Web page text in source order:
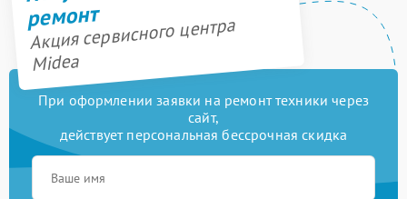
ремонт
Акция сервисного центра
Midea
При оформлении заявки на ремонт техники через
сайт,
действует персональная бессрочная скидка